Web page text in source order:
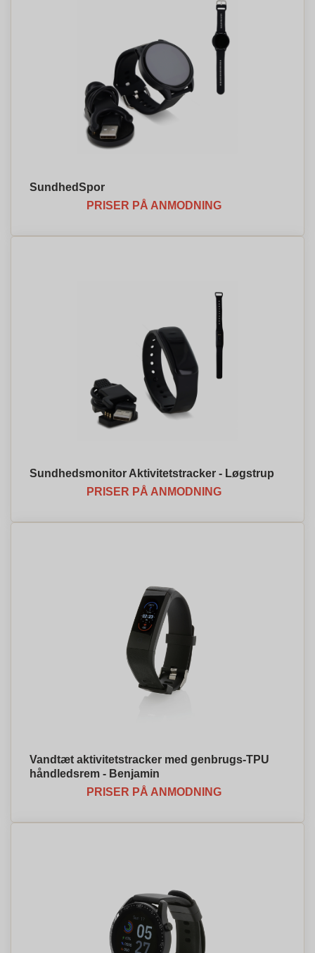
SundhedSpor
PRISER PÅ ANMODNING
Sundhedsmonitor Aktivitetstracker - Løgstrup
PRISER PÅ ANMODNING
Vandtæt aktivitetstracker med genbrugs-TPU
håndledsrem - Benjamin
PRISER PÅ ANMODNING